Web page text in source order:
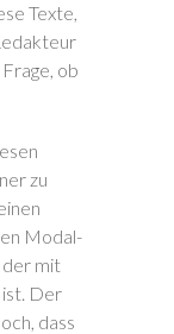
Texte,
ob
zu
Modal-
der mit
Der
dass